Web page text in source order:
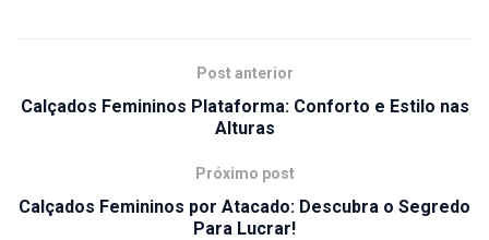
Post anterior
Calçados Femininos Plataforma: Conforto e Estilo nas
Alturas
Próximo post
Calçados Femininos por Atacado: Descubra o Segredo
Para Lucrar!